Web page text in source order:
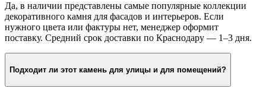
Да, в наличии представлены самые популярные коллекции
декоративного камня для фасадов и интерьеров. Если
нужного цвета или фактуры нет, менеджер оформит
поставку. Средний срок доставки по Краснодару — 1–3 дня.
Подходит ли этот камень для улицы и для помещений?